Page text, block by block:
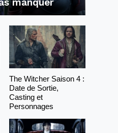
The Witcher Saison 4 :
Date de Sortie,
Casting et
Personnages